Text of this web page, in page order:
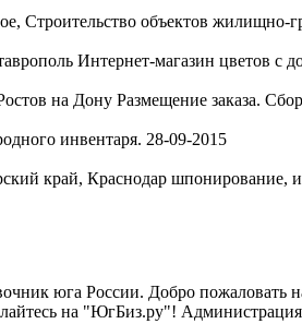
Строительство объектов жилищно-
Интернет-магазин цветов с
на Дону Размещение заказа.
инвентаря. 28-09-2015
край, Краснодар шпонирование,
юга России. Добро пожаловать
на "ЮгБиз.ру"!